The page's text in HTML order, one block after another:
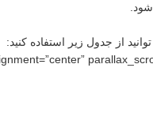
از جدول زیر استفاده کنید: